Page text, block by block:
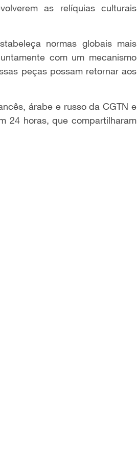
as relíquias culturais
normas globais mais
com um mecanismo
peças possam retornar aos
árabe e russo da CGTN e
24 horas, que compartilharam